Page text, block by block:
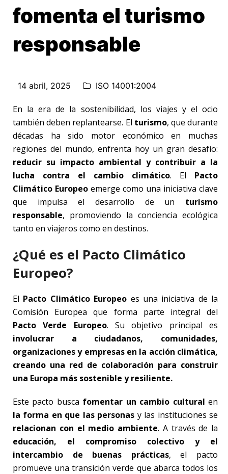
fomenta el turismo
responsable
14 abril, 2025 ISO 14001:2004
En la era de la sostenibilidad, los viajes y el ocio
también deben replantearse. El turismo, que durante
décadas ha sido motor económico en muchas
regiones del mundo, enfrenta hoy un gran desafío:
reducir su impacto ambiental y contribuir a la
lucha contra el cambio climático. El Pacto
Climático Europeo emerge como una iniciativa clave
que impulsa el desarrollo de un turismo
responsable, promoviendo la conciencia ecológica
tanto en viajeros como en destinos.
¿Qué es el Pacto Climático
Europeo?
El Pacto Climático Europeo es una iniciativa de la
Comisión Europea que forma parte integral del
Pacto Verde Europeo. Su objetivo principal es
involucrar a ciudadanos, comunidades,
organizaciones y empresas en la acción climática,
creando una red de colaboración para construir
una Europa más sostenible y resiliente.
Este pacto busca fomentar un cambio cultural en
la forma en que las personas y las instituciones se
relacionan con el medio ambiente. A través de la
educación, el compromiso colectivo y el
intercambio de buenas prácticas, el pacto
promueve una transición verde que abarca todos los